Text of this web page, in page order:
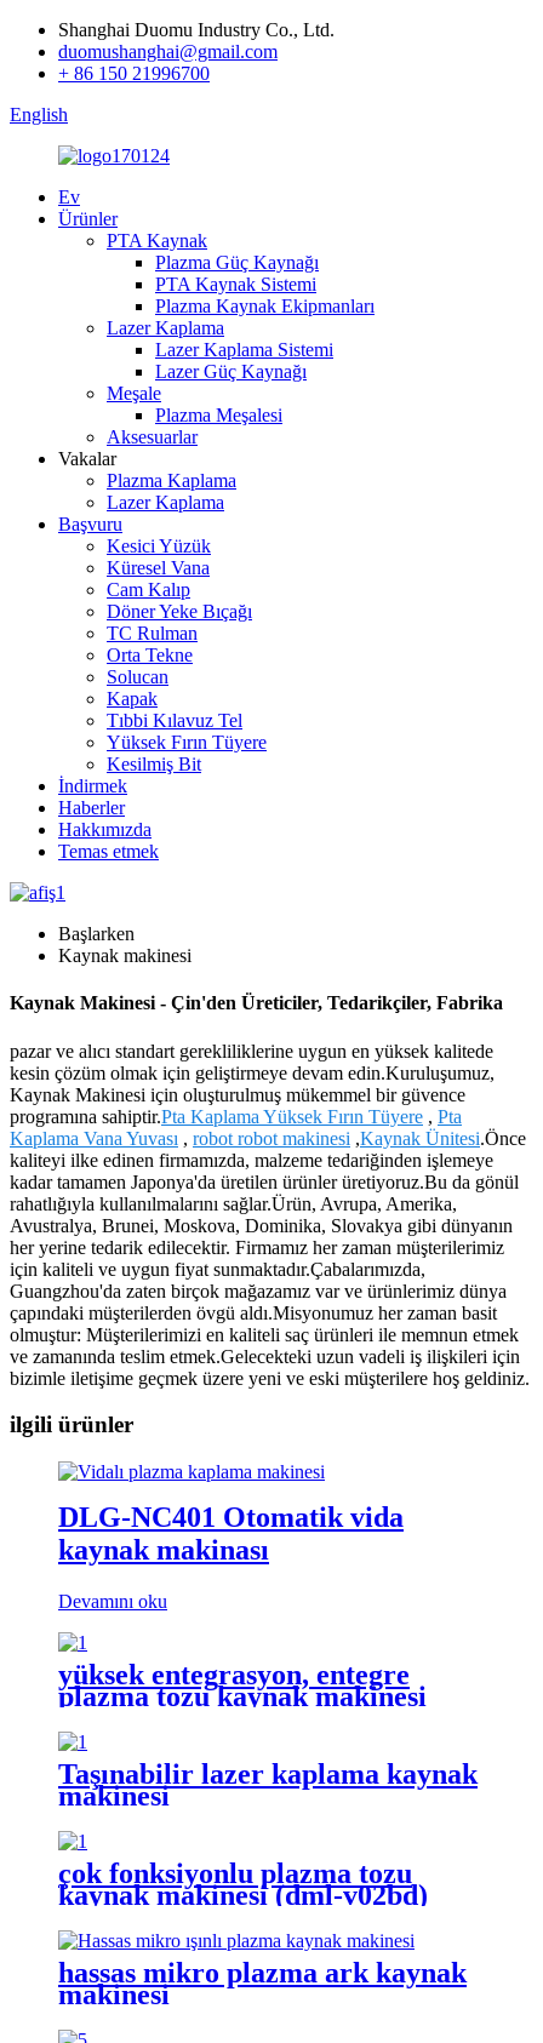
Shanghai Duomu Industry Co., Ltd.
duomushanghai@gmail.com
+ 86 150 21996700
English
Ev
Ürünler
PTA Kaynak
Plazma Güç Kaynağı
PTA Kaynak Sistemi
Plazma Kaynak Ekipmanları
Lazer Kaplama
Lazer Kaplama Sistemi
Lazer Güç Kaynağı
Meşale
Plazma Meşalesi
Aksesuarlar
Vakalar
Plazma Kaplama
Lazer Kaplama
Başvuru
Kesici Yüzük
Küresel Vana
Cam Kalıp
Döner Yeke Bıçağı
TC Rulman
Orta Tekne
Solucan
Kapak
Tıbbi Kılavuz Tel
Yüksek Fırın Tüyere
Kesilmiş Bit
İndirmek
Haberler
Hakkımızda
Temas etmek
Başlarken
Kaynak makinesi
Kaynak Makinesi - Çin'den Üreticiler, Tedarikçiler, Fabrika
pazar ve alıcı standart gerekliliklerine uygun en yüksek kalitede
kesin çözüm olmak için geliştirmeye devam edin.Kuruluşumuz,
Kaynak Makinesi için oluşturulmuş mükemmel bir güvence
programına sahiptir.Pta Kaplama Yüksek Fırın Tüyere , Pta
Kaplama Vana Yuvası , robot robot makinesi ,Kaynak Ünitesi.Önce
kaliteyi ilke edinen firmamızda, malzeme tedariğinden işlemeye
kadar tamamen Japonya'da üretilen ürünler üretiyoruz.Bu da gönül
rahatlığıyla kullanılmalarını sağlar.Ürün, Avrupa, Amerika,
Avustralya, Brunei, Moskova, Dominika, Slovakya gibi dünyanın
her yerine tedarik edilecektir. Firmamız her zaman müşterilerimiz
için kaliteli ve uygun fiyat sunmaktadır.Çabalarımızda,
Guangzhou'da zaten birçok mağazamız var ve ürünlerimiz dünya
çapındaki müşterilerden övgü aldı.Misyonumuz her zaman basit
olmuştur: Müşterilerimizi en kaliteli saç ürünleri ile memnun etmek
ve zamanında teslim etmek.Gelecekteki uzun vadeli iş ilişkileri için
bizimle iletişime geçmek üzere yeni ve eski müşterilere hoş geldiniz.
ilgili ürünler
DLG-NC401 Otomatik vida
kaynak makinası
Devamını oku
yüksek entegrasyon, entegre
plazma tozu kaynak makinesi
(dml-v03bd)
Taşınabilir lazer kaplama kaynak
makinesi
çok fonksiyonlu plazma tozu
kaynak makinesi (dml-v02bd)
hassas mikro plazma ark kaynak
makinesi